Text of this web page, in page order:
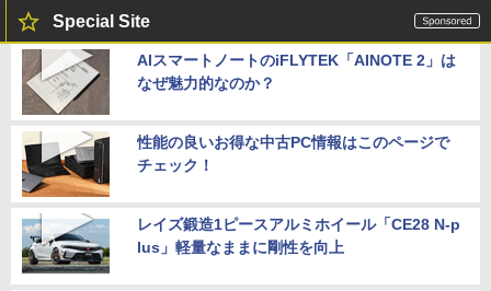
Special Site
AIスマートノートのiFLYTEK「AINOTE 2」は
なぜ魅力的なのか？
性能の良いお得な中古PC情報はこのページで
チェック！
レイズ鍛造1ピースアルミホイール「CE28 N-p
lus」軽量なままに剛性を向上